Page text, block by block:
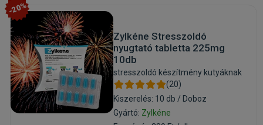
-20%
Zylkéne Stresszoldó
nyugtató tabletta 225mg
10db
stresszoldó készítmény kutyáknak
(20)
Kiszerelés: 10 db / Doboz
Gyártó: Zylkéne